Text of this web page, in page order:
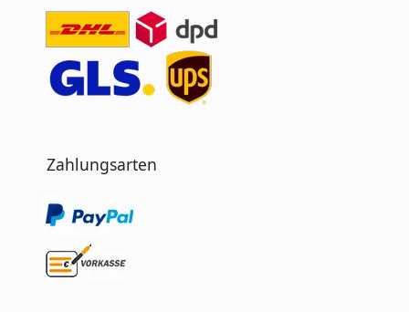
Zahlungsarten